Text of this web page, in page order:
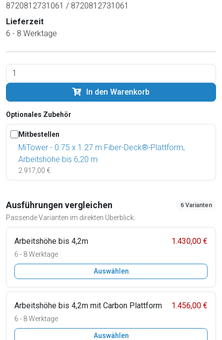
8720812731061 / 8720812731061
Lieferzeit
6 - 8 Werktage
In den Warenkorb
Optionales Zubehör
Mitbestellen
MiTower - 0.75 x 1.27 m Fiber-Deck®-Plattform,
Arbeitshöhe bis 6,20 m
2.917,00 €
Ausführungen vergleichen
Passende Varianten im direkten Überblick.
6 Varianten
Arbeitshöhe bis 4,2m 1.430,00 €
6 - 8 Werktage
Auswählen
Arbeitshöhe bis 4,2m mit Carbon Plattform 1.456,00 €
6 - 8 Werktage
Auswählen